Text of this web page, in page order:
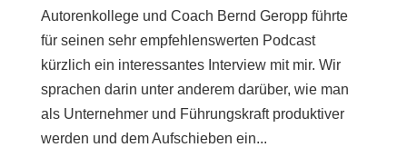
Autorenkollege und Coach Bernd Geropp führte
für seinen sehr empfehlenswerten Podcast
kürzlich ein interessantes Interview mit mir. Wir
sprachen darin unter anderem darüber, wie man
als Unternehmer und Führungskraft produktiver
werden und dem Aufschieben ein...